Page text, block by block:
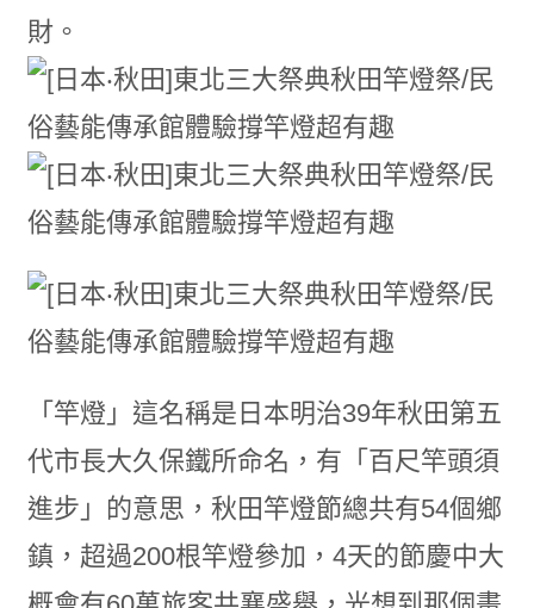
財。
「竿燈」這名稱是日本明治39年秋田第五
代市長大久保鐵所命名，有「百尺竿頭須
進步」的意思，秋田竿燈節總共有54個鄉
鎮，超過200根竿燈參加，4天的節慶中大